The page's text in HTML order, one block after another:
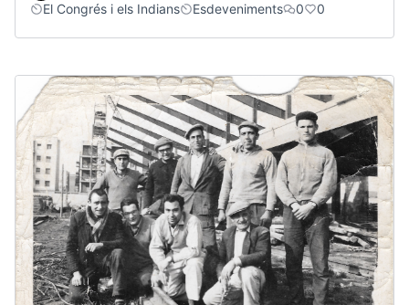
El Congrés i els Indians
Esdeveniments 0 0